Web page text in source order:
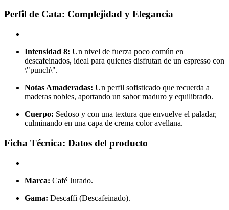
Perfil de Cata: Complejidad y Elegancia
Intensidad 8: Un nivel de fuerza poco común en
descafeinados, ideal para quienes disfrutan de un espresso con
\"punch\".
Notas Amaderadas: Un perfil sofisticado que recuerda a
maderas nobles, aportando un sabor maduro y equilibrado.
Cuerpo: Sedoso y con una textura que envuelve el paladar,
culminando en una capa de crema color avellana.
Ficha Técnica: Datos del producto
Marca: Café Jurado.
Gama: Descaffi (Descafeinado).